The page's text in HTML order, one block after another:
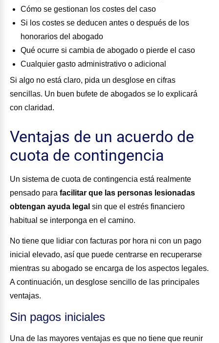
Cómo se gestionan los costes del caso
Si los costes se deducen antes o después de los
honorarios del abogado
Qué ocurre si cambia de abogado o pierde el caso
Cualquier gasto administrativo o adicional
Si algo no está claro, pida un desglose en cifras
sencillas. Un buen bufete de abogados se lo explicará
con claridad.
Ventajas de un acuerdo de
cuota de contingencia
Un sistema de cuota de contingencia está realmente
pensado para facilitar que las personas lesionadas
obtengan ayuda legal sin que el estrés financiero
habitual se interponga en el camino.
No tiene que lidiar con facturas por hora ni con un pago
inicial elevado, así que puede centrarse en recuperarse
mientras su abogado se encarga de los aspectos legales.
A continuación, un desglose sencillo de las principales
ventajas.
Sin pagos iniciales
Una de las mayores ventajas es que no tiene que reunir